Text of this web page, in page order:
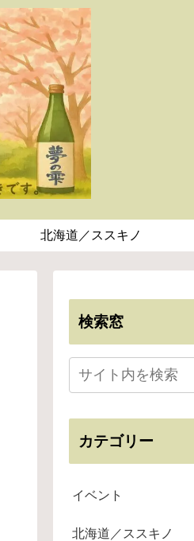
北海道／ススキノ
検索窓
カテゴリー
イベント
北海道／ススキノ